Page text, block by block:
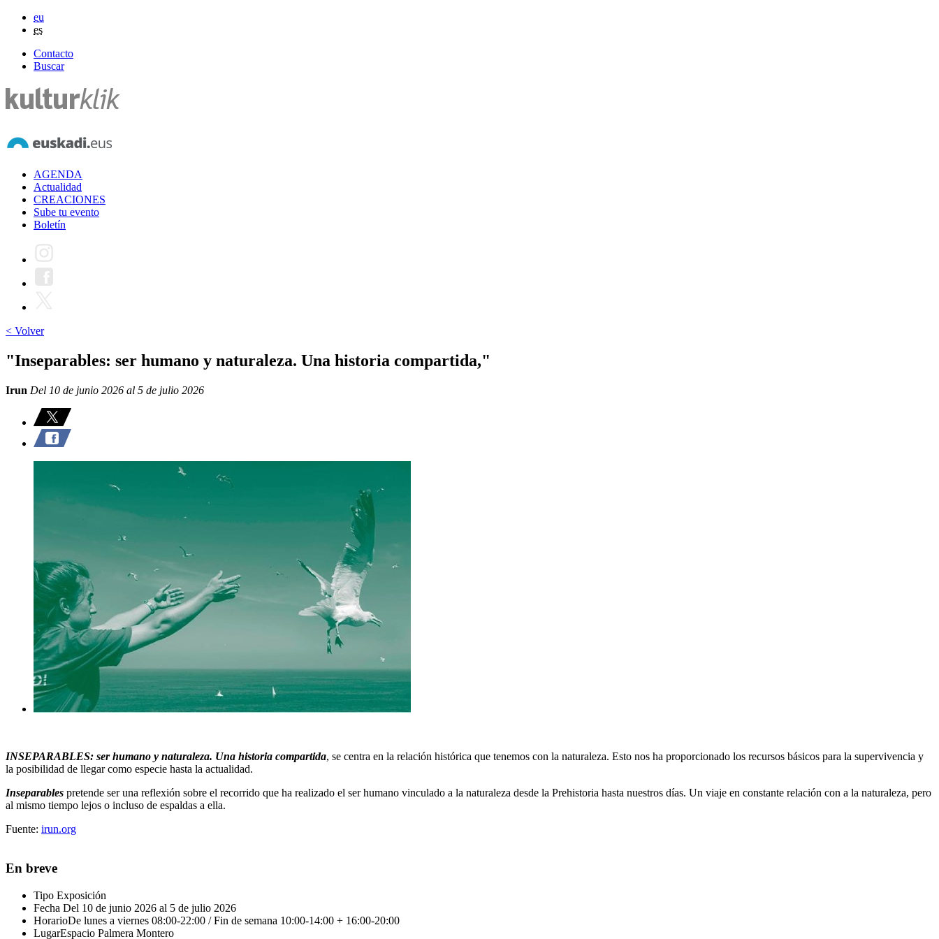
eu
es
Contacto
Buscar
AGENDA
Actualidad
CREACIONES
Sube tu evento
Boletín
< Volver
"Inseparables: ser humano y naturaleza. Una historia compartida,"
Irun Del 10 de junio 2026 al 5 de julio 2026
INSEPARABLES: ser humano y naturaleza. Una historia compartida, se centra en la relación histórica que tenemos con la naturaleza. Esto nos ha proporcionado los recursos básicos para la supervivencia y
la posibilidad de llegar como especie hasta la actualidad.
Inseparables pretende ser una reflexión sobre el recorrido que ha realizado el ser humano vinculado a la naturaleza desde la Prehistoria hasta nuestros días. Un viaje en constante relación con a la naturaleza, pero
al mismo tiempo lejos o incluso de espaldas a ella.
Fuente: irun.org
En breve
Tipo Exposición
Fecha Del 10 de junio 2026 al 5 de julio 2026
HorarioDe lunes a viernes 08:00-22:00 / Fin de semana 10:00-14:00 + 16:00-20:00
LugarEspacio Palmera Montero